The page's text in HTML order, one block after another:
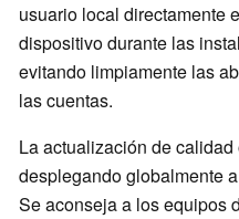
usuario local directamente
dispositivo durante las
evitando limpiamente las
las cuentas.
La actualización de
desplegando globalmente
Se aconseja a los equipos